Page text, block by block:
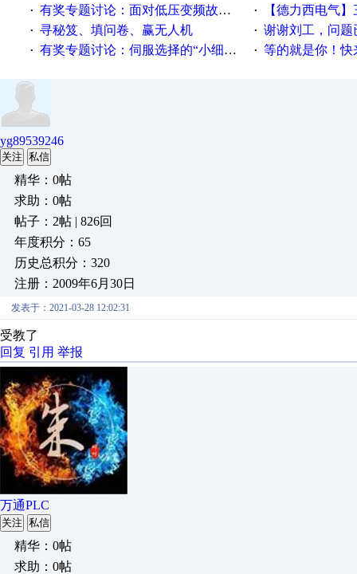
· 有奖专题讨论：面对低压变频故障，老手是这样解决的！ · 【德力西电气】三
· 寻秘笈、填问卷、赢无人机 · 谢谢刘工，问题
· 有奖专题讨论：伺服选择的“小细节大学问”奖励公告 · 等的就是你！快来
yg89539246
关注 私信
精华：0帖
求助：0帖
帖子：2帖 | 826回
年度积分：65
历史总积分：320
注册：2009年6月30日
发表于：2021-03-28 12:02:31
受教了
回复 引用 举报
万通PLC
关注 私信
精华：0帖
求助：0帖